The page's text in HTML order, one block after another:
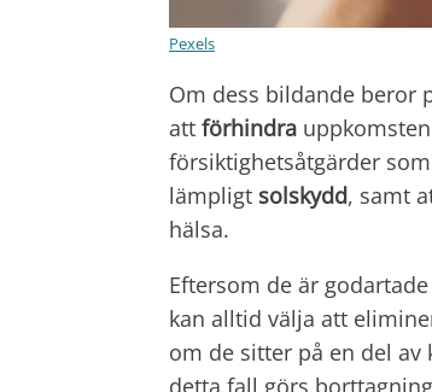
Pexels
Om dess bildande beror
att förhindra
försiktighetsåtgärder
lämpligt solskydd, samt
hälsa.
Eftersom de är
kan alltid välja att
om de sitter på en del